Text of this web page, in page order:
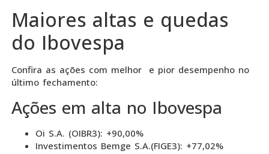
Maiores altas e quedas
do Ibovespa
Confira as ações com melhor e pior desempenho no
último fechamento:
Ações em alta no Ibovespa
Oi S.A. (OIBR3): +90,00%
Investimentos Bemge S.A.(FIGE3): +77,02%